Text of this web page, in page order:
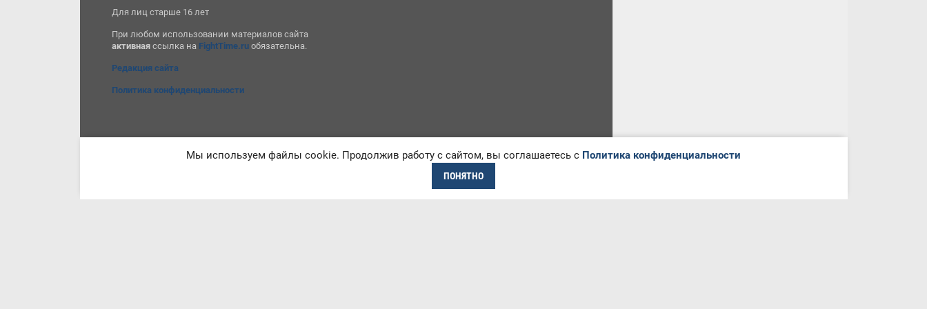
Для лиц старше 16 лет
При любом использовании материалов сайта
активная ссылка на FightTime.ru обязательна.
Редакция сайта
Политика конфиденциальности
Мы используем файлы cookie. Продолжив работу с сайтом, вы соглашаетесь с Политика конфиденциальности
ПОНЯТНО